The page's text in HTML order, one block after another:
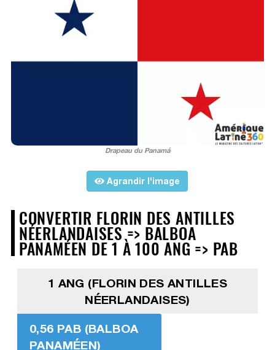
Drapeau du Panamá
Agrandir l'image
CONVERTIR FLORIN DES ANTILLES
NÉERLANDAISES => BALBOA
PANAMÉEN DE 1 À 100 ANG => PAB
1 ANG (FLORIN DES ANTILLES
NÉERLANDAISES)
0,56 PAB (BALBOA
PANAMÉEN)